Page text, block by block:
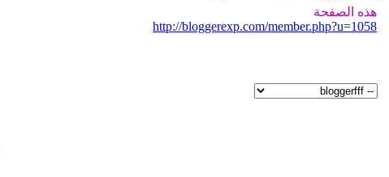
هذه الصفحة
http://bloggerexp.com/member.php?u=1058